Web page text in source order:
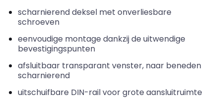
scharnierenddeksel met onverliesbare
schroeven
eenvoudige montage dankzij de uitwendige
bevestigingspunten
afsluitbaar transparant venster, naar beneden
scharnierend
uitschuifbare DIN-rail voor grote aansluitruimte